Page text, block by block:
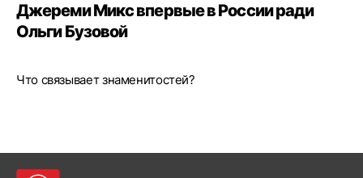
Джереми Микс впервые в России ради
Ольги Бузовой
Что связывает знаменитостей?